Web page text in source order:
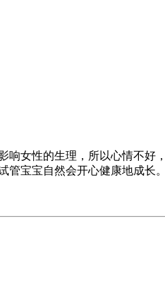
响女性的生理，所以心情不好
宝宝自然会开心健康地成长。